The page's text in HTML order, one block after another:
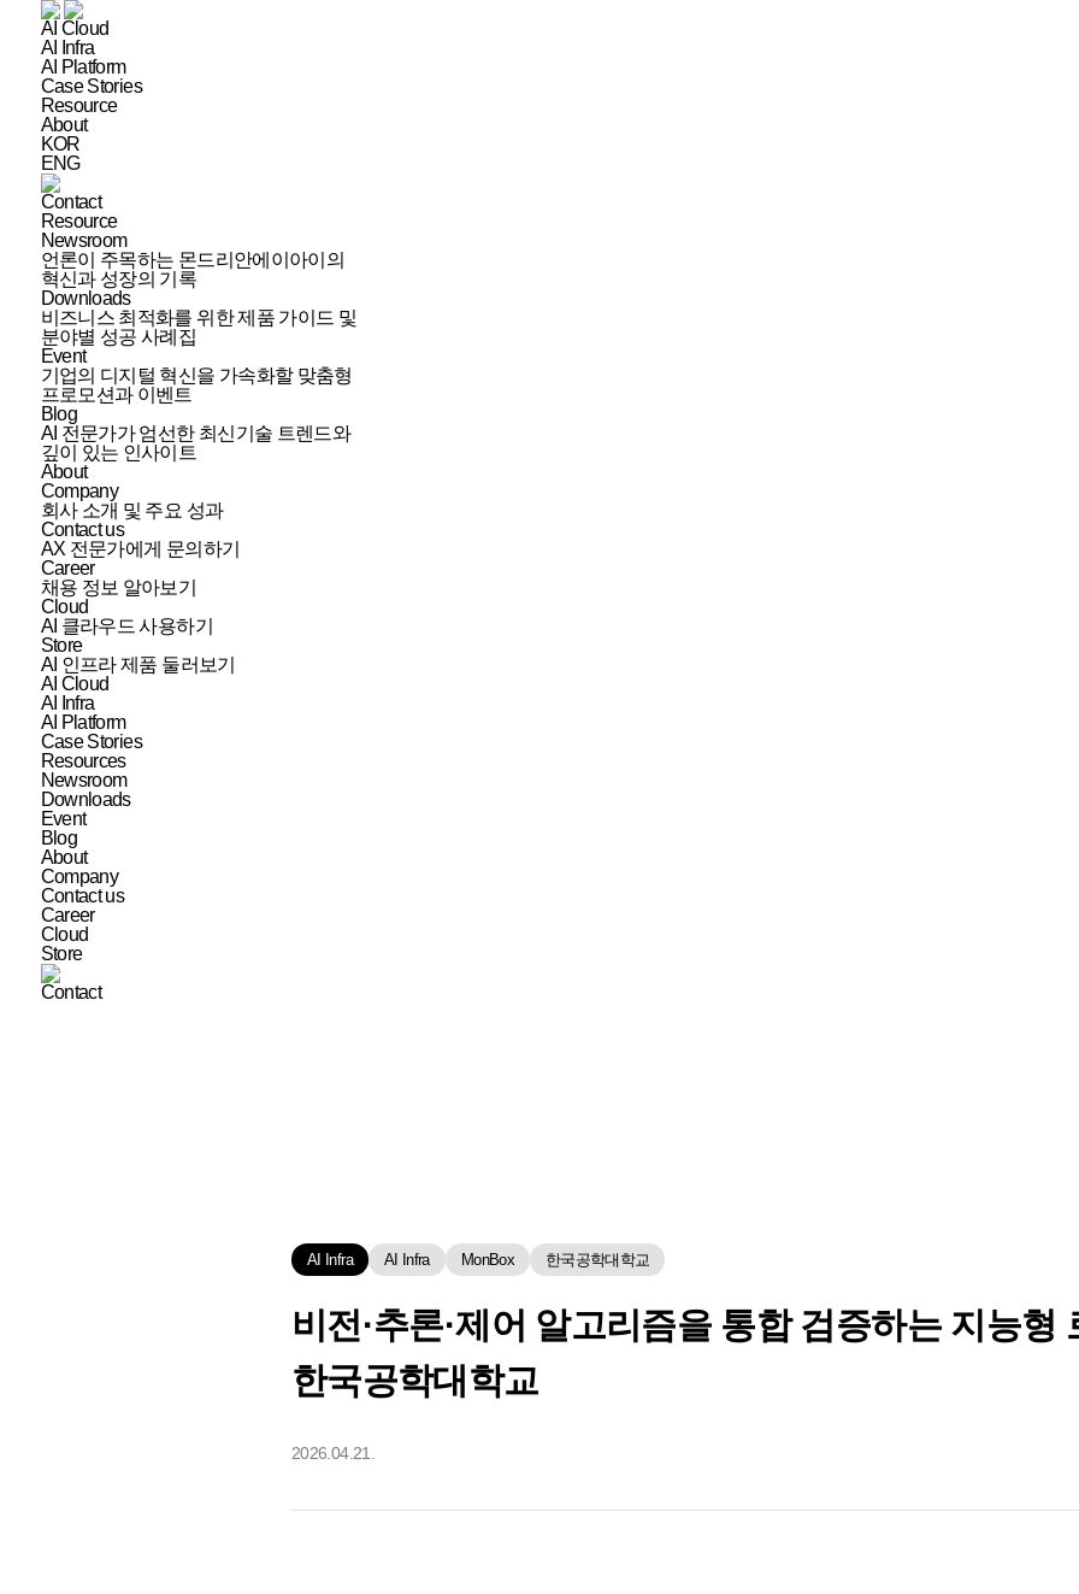
AI Cloud
AI Infra
AI Platform
Case Stories
Resource
About
KOR
ENG
Contact
Resource
Newsroom
언론이 주목하는 몬드리안에이아이의
혁신과 성장의 기록
Downloads
비즈니스 최적화를 위한 제품 가이드 및
분야별 성공 사례집
Event
기업의 디지털 혁신을 가속화할 맞춤형
프로모션과 이벤트
Blog
AI 전문가가 엄선한 최신기술 트렌드와
깊이 있는 인사이트
About
Company
회사 소개 및 주요 성과
Contact us
AX 전문가에게 문의하기
Career
채용 정보 알아보기
Cloud
AI 클라우드 사용하기
Store
AI 인프라 제품 둘러보기
AI Cloud
AI Infra
AI Platform
Case Stories
Resources
Newsroom
Downloads
Event
Blog
About
Company
Contact us
Career
Cloud
Store
Contact
AI Infra AI Infra MonBox 한국공학대학교
비전·추론·제어 알고리즘을 통합 검증하는 지능형
한국공학대학교
2026.04.21.